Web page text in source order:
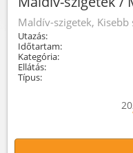
Maldív-szigetek, Kisebb
Utazás:
Időtartam:
Kategória:
Ellátás:
Típus: